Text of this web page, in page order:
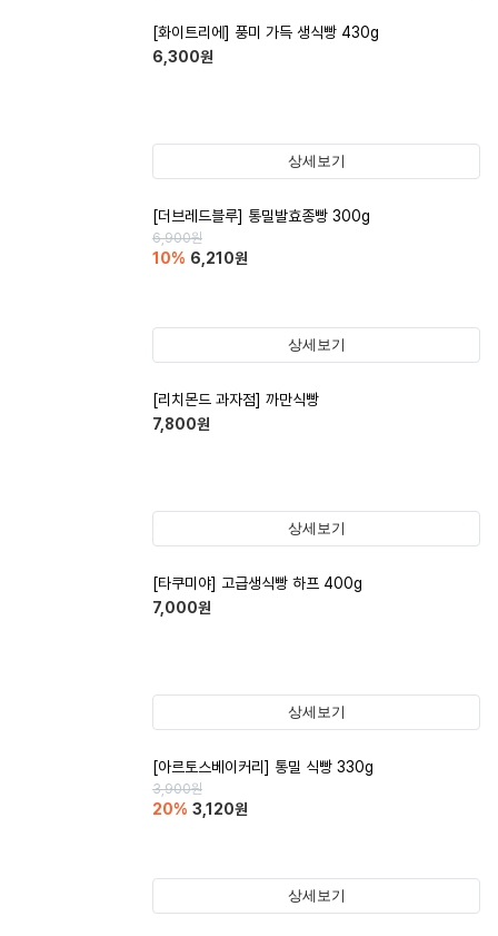
[화이트리에] 풍미 가득 생식빵 430g
6,300원
상세보기
[더브레드블루] 통밀발효종빵 300g
6,900원
10% 6,210원
상세보기
[리치몬드 과자점] 까만식빵
7,800원
상세보기
[타쿠미야] 고급생식빵 하프 400g
7,000원
상세보기
[아르토스베이커리] 통밀 식빵 330g
3,900원
20% 3,120원
상세보기